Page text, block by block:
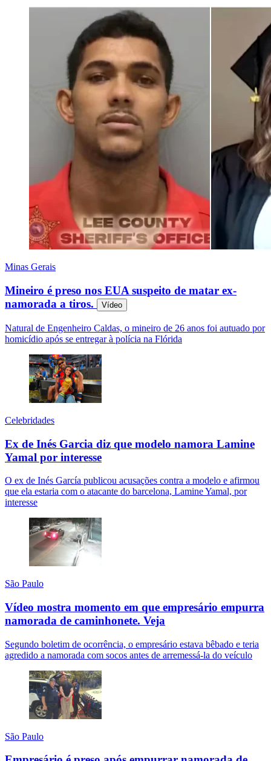
Minas Gerais
Mineiro é preso nos EUA suspeito de matar ex-
namorada a tiros.
Vídeo
Natural de Engenheiro Caldas, o mineiro de 26 anos foi autuado por
homicídio após se entregar à polícia na Flórida
Celebridades
Ex de Inés Garcia diz que modelo namora Lamine
Yamal por interesse
O ex de Inés García publicou acusações contra a modelo e afirmou
que ela estaria com o atacante do barcelona, Lamine Yamal, por
interesse
São Paulo
Vídeo mostra momento em que empresário empurra
namorada de caminhonete. Veja
Segundo boletim de ocorrência, o empresário estava bêbado e teria
agredido a namorada com socos antes de arremessá-la do veículo
São Paulo